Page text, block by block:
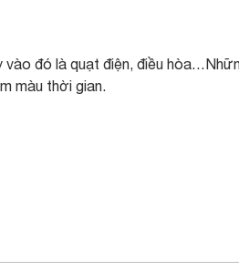
vào đó là quạt điện, điều
màu thời gian.